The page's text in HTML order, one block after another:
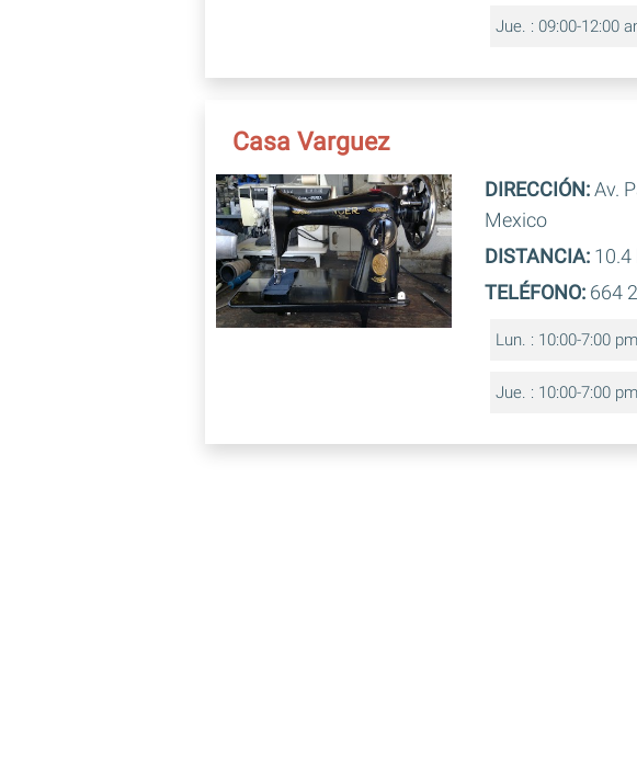
Jue. : 09:00-12:00
Casa Varguez
DIRECCIÓN:Av.
Mexico
DISTANCIA: 10.4
TELÉFONO: 664
Lun. : 10:00-7:00 pm
Jue. : 10:00-7:00 pm